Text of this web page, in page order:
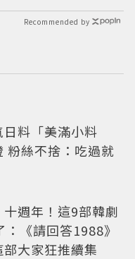
Recommended by
料「美滿小料
粉絲不捨：吃過就
週年！這9部韓劇
《請回答1988》
大家狂推續集